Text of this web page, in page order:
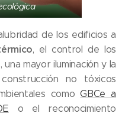
de los edificios a
, el control de los
mayor iluminación y la
no tóxicos
comoGBCe a
o el reconocimiento